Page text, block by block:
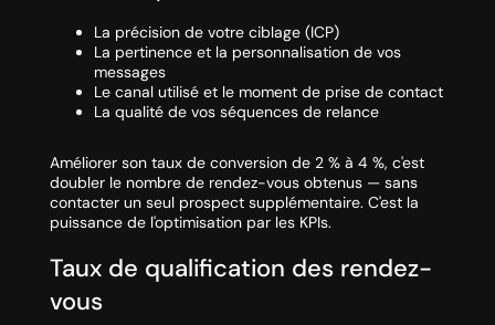
La précision de votre ciblage (ICP)
La pertinence et la personnalisation de vos
messages
Le canal utilisé et le moment de prise de contact
La qualité de vos séquences de relance
Améliorer son taux de conversion de 2 % à 4 %, c'est
doubler le nombre de rendez-vous obtenus — sans
contacter un seul prospect supplémentaire. C'est la
puissance de l'optimisation par les KPIs.
Taux de qualification des rendez-
vous